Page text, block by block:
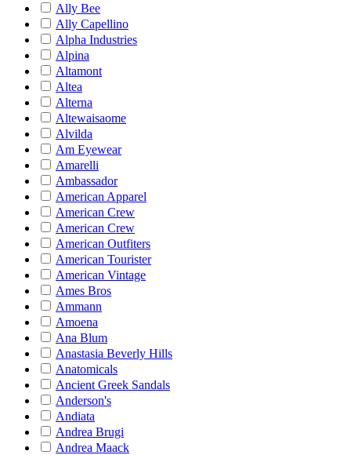
Ally Bee
Ally Capellino
Alpha Industries
Alpina
Altamont
Altea
Alterna
Altewaisaome
Alvilda
Am Eyewear
Amarelli
Ambassador
American Apparel
American Crew
American Crew
American Outfiters
American Tourister
American Vintage
Ames Bros
Ammann
Amoena
Ana Blum
Anastasia Beverly Hills
Anatomicals
Ancient Greek Sandals
Anderson's
Andiata
Andrea Brugi
Andrea Maack